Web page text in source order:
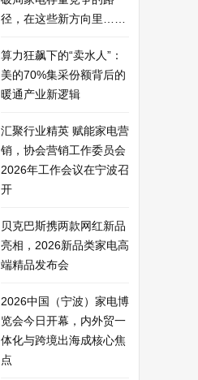
径，在这些新方向里……
算力狂飙下的“卖水人”：
美的70%集采份额背后的
暖通产业新逻辑
汇聚行业精英 赋能家电营
销，协会营销工作委员会
2026年工作会议在宁波召
开
贝克巴斯携两款网红新品
亮相，2026新品类家电高
端精品发布会
2026中国（宁波）家电博
览会今日开幕，内外贸一
体化与跨境出海成核心焦
点